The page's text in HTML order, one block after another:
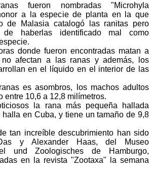
fueron nombradas "Microhyla
a la especie de planta en la que
de Malasia catalogó las ranitas pero
haberlas identificado mal como
donde fueron encontradas matan a
no afectan a las ranas y además, los
en el líquido en el interior de las
es asombros, los machos adultos
entre 10,6 a 12,8 milímetros.
la rana más pequeña hallada
halla en Cuba, y tiene un tamaño de 9,8
tan increíble descubrimiento han sido
y Alexander Haas, del Museo
und Zoologisches de Hamburgo,
en la revista "Zootaxa" la semana